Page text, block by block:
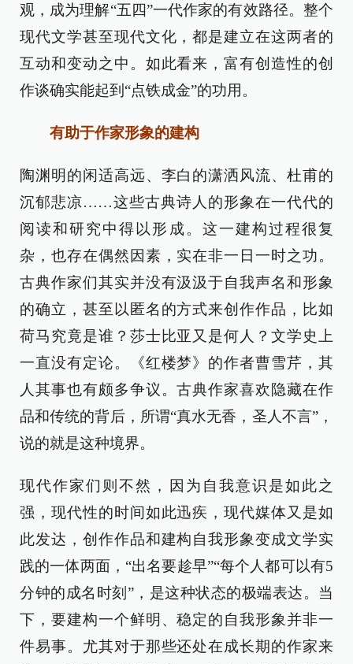
观，成为理解“五四”一代作家的有效路径。整个
现代文学甚至现代文化，都是建立在这两者的
互动和变动之中。如此看来，富有创造性的创
作谈确实能起到“点铁成金”的功用。
有助于作家形象的建构
陶渊明的闲适高远、李白的潇洒风流、杜甫的
沉郁悲凉……这些古典诗人的形象在一代代的
阅读和研究中得以形成。这一建构过程很复
杂，也存在偶然因素，实在非一日一时之功。
古典作家们其实并没有汲汲于自我声名和形象
的确立，甚至以匿名的方式来创作作品，比如
荷马究竟是谁？莎士比亚又是何人？文学史上
一直没有定论。《红楼梦》的作者曹雪芹，其
人其事也有颇多争议。古典作家喜欢隐藏在作
品和传统的背后，所谓“真水无香，圣人不言”，
说的就是这种境界。
现代作家们则不然，因为自我意识是如此之
强，现代性的时间如此迅疾，现代媒体又是如
此发达，创作作品和建构自我形象变成文学实
践的一体两面，“出名要趁早”“每个人都可以有5
分钟的成名时刻”，是这种状态的极端表达。当
下，要建构一个鲜明、稳定的自我形象并非一
件易事。尤其对于那些还处在成长期的作家来